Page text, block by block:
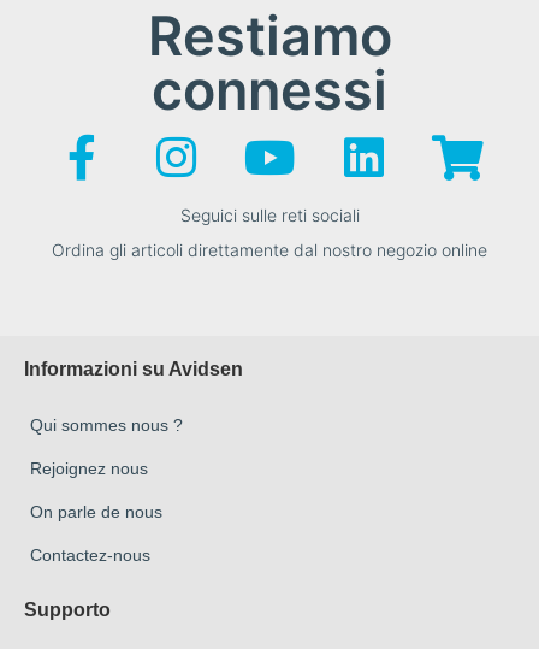
Restiamo
connessi
Seguici sulle reti sociali
Ordina gli articoli direttamente dal nostro negozio online
Informazioni su Avidsen
Qui sommes nous ?
Rejoignez nous
On parle de nous
Contactez-nous
Supporto